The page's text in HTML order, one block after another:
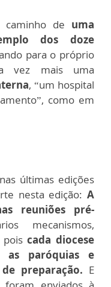
de uma
dos doze
para o próprio
vez mais uma
, “um hospital
como em
últimas edições
nesta edição: A
reuniões pré-
mecanismos,
poiscada diocese
paróquias e
preparação. E